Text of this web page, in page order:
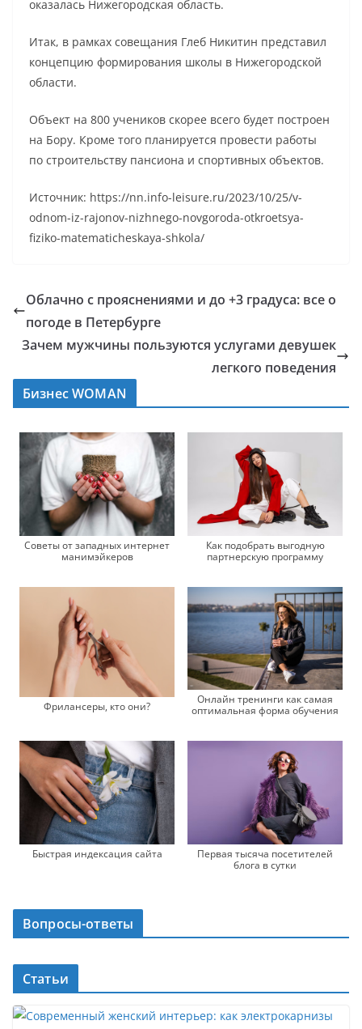
оказалась Нижегородская область.
Итак, в рамках совещания Глеб Никитин представил
концепцию формирования школы в Нижегородской
области.
Объект на 800 учеников скорее всего будет построен
на Бору. Кроме того планируется провести работы
по строительству пансиона и спортивных объектов.
Источник: https://nn.info-leisure.ru/2023/10/25/v-
odnom-iz-rajonov-nizhnego-novgoroda-otkroetsya-
fiziko-matematicheskaya-shkola/
Облачно с прояснениями и до +3 градуса: все о
погоде в Петербурге
Зачем мужчины пользуются услугами девушек
легкого поведения
Бизнес WOMAN
Советы от западных интернет
манимэйкеров
Как подобрать выгодную
партнерскую программу
Фрилансеры, кто они?
Онлайн тренинги как самая
оптимальная форма обучения
Быстрая индексация сайта
Первая тысяча посетителей
блога в сутки
Вопросы-ответы
Статьи